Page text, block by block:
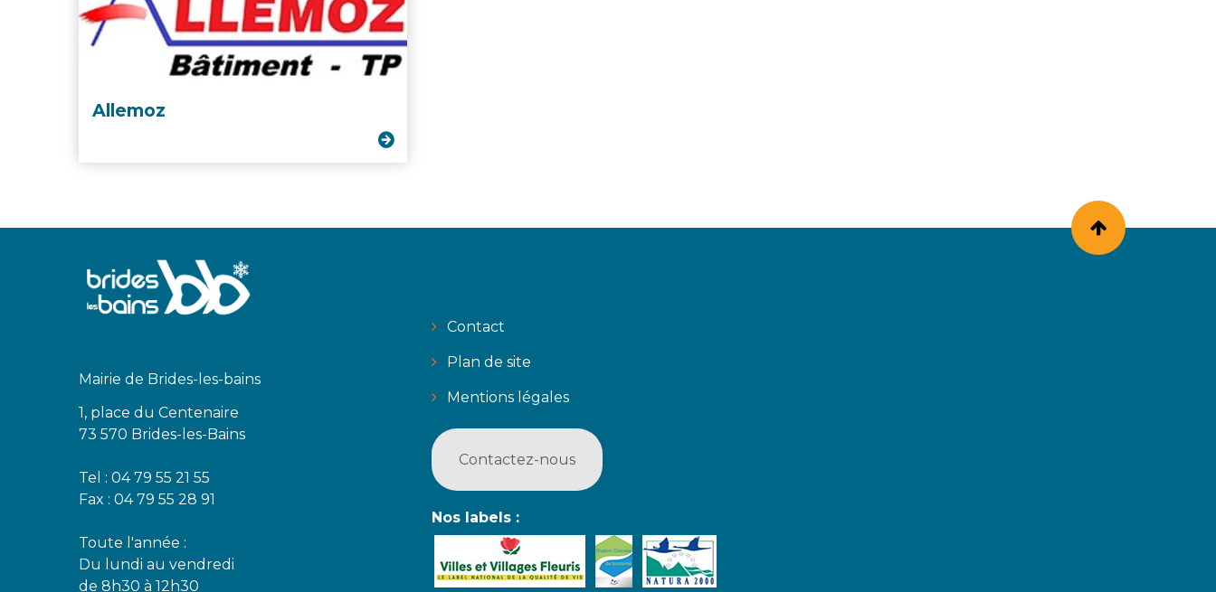
Allemoz
Mairie de Brides-les-bains
1, place du Centenaire
73 570 Brides-les-Bains
Tel : 04 79 55 21 55
Fax : 04 79 55 28 91
Toute l'année :
Du lundi au vendredi
de 8h30 à 12h30
Contact
Plan de site
Mentions légales
Contactez-nous
Nos labels :